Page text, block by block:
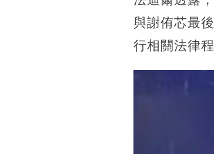
與謝侑芯最
行相關法律